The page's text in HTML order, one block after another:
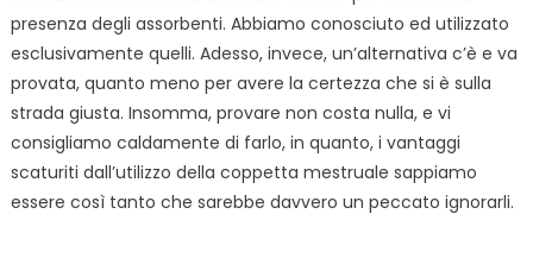
presenza degli assorbenti. Abbiamo conosciuto ed utilizzato
esclusivamente quelli. Adesso, invece, un’alternativa c’è e va
provata, quanto meno per avere la certezza che si è sulla
strada giusta. Insomma, provare non costa nulla, e vi
consigliamo caldamente di farlo, in quanto, i vantaggi
scaturiti dall’utilizzo della coppetta mestruale sappiamo
essere così tanto che sarebbe davvero un peccato ignorarli.